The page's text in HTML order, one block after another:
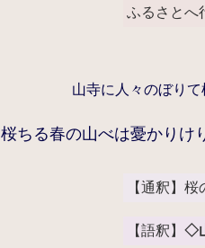
ふるさとへ
山寺に人々のぼり
桜ちる春の山べは憂かりけ
【通釈】
【語釈】 ◇